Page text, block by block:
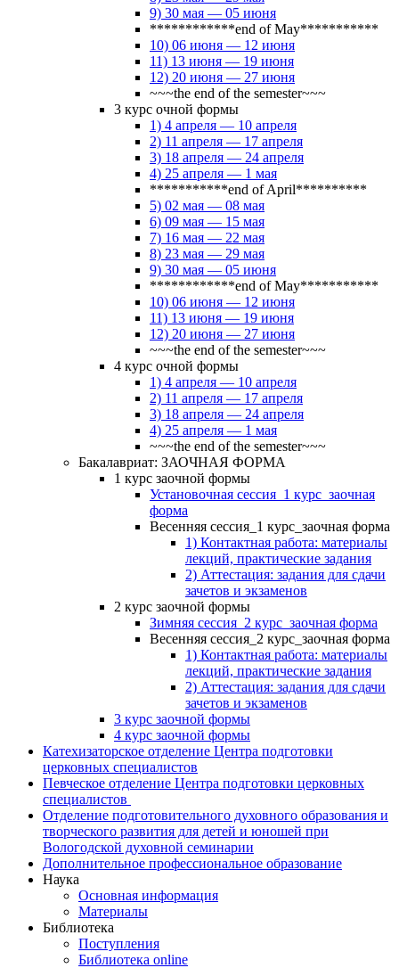
9) 30 мая — 05 июня
************end of May***********
10) 06 июня — 12 июня
11) 13 июня — 19 июня
12) 20 июня — 27 июня
~~~the end of the semester~~~
3 курс очной формы
1) 4 апреля — 10 апреля
2) 11 апреля — 17 апреля
3) 18 апреля — 24 апреля
4) 25 апреля — 1 мая
***********end of April**********
5) 02 мая — 08 мая
6) 09 мая — 15 мая
7) 16 мая — 22 мая
8) 23 мая — 29 мая
9) 30 мая — 05 июня
************end of May***********
10) 06 июня — 12 июня
11) 13 июня — 19 июня
12) 20 июня — 27 июня
~~~the end of the semester~~~
4 курс очной формы
1) 4 апреля — 10 апреля
2) 11 апреля — 17 апреля
3) 18 апреля — 24 апреля
4) 25 апреля — 1 мая
~~~the end of the semester~~~
Бакалавриат: ЗАОЧНАЯ ФОРМА
1 курс заочной формы
Установочная сессия_1 курс_заочная
форма
Весенняя сессия_1 курс_заочная форма
1) Контактная работа: материалы
лекций, практические задания
2) Аттестация: задания для сдачи
зачетов и экзаменов
2 курс заочной формы
Зимняя сессия_2 курс_заочная форма
Весенняя сессия_2 курс_заочная форма
1) Контактная работа: материалы
лекций, практические задания
2) Аттестация: задания для сдачи
зачетов и экзаменов
3 курс заочной формы
4 курс заочной формы
Катехизаторское отделение Центра подготовки
церковных специалистов
Певческое отделение Центра подготовки церковных
специалистов
Отделение подготовительного духовного образования и
творческого развития для детей и юношей при
Вологодской духовной семинарии
Дополнительное профессиональное образование
Наука
Основная информация
Материалы
Библиотека
Поступления
Библиотека online